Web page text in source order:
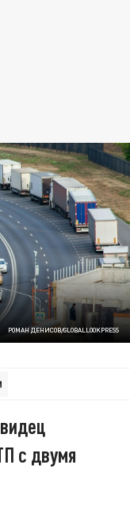
РОМАН ДЕНИСОВ/GLOBALLOOKPRESS
с двумя